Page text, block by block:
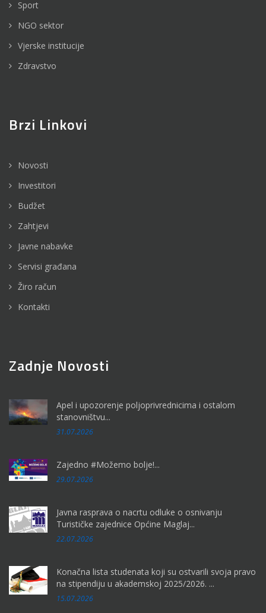
Sport
NGO sektor
Vjerske institucije
Zdravstvo
Brzi Linkovi
Novosti
Investitori
Budžet
Zahtjevi
Javne nabavke
Servisi građana
Žiro račun
Kontakti
Zadnje Novosti
Apel i upozorenje poljoprivrednicima i ostalom
stanovništvu...
31.07.2026
Zajedno #Možemo bolje!...
29.07.2026
Javna rasprava o nacrtu odluke o osnivanju
Turističke zajednice Općine Maglaj...
22.07.2026
Konačna lista studenata koji su ostvarili svoja pravo
na stipendiju u akademskoj 2025/2026. ...
15.07.2026